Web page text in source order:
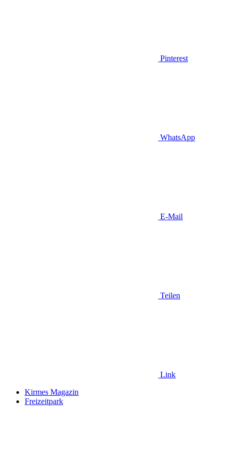
Pinterest
WhatsApp
E-Mail
Teilen
Link
Kirmes Magazin
Freizeitpark